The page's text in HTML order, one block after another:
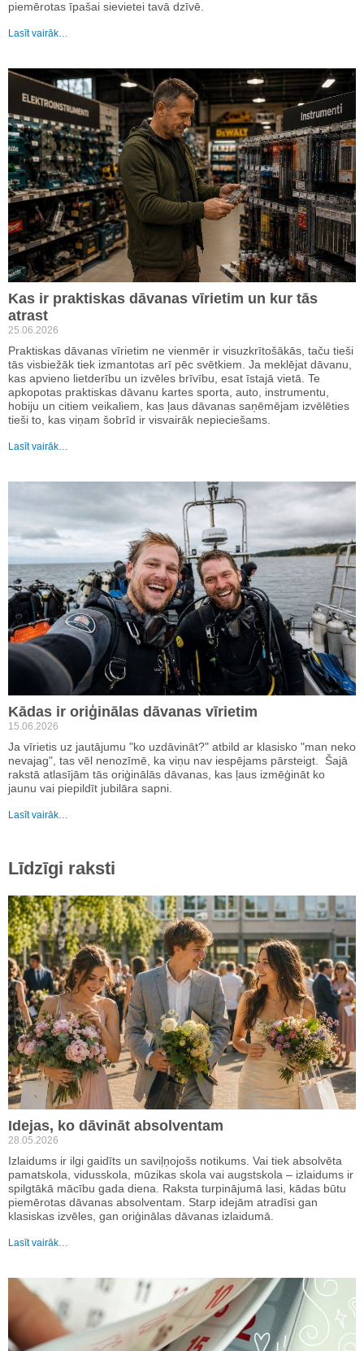
piemērotas īpašai sievietei tavā dzīvē.
Lasīt vairāk…
Kas ir praktiskas dāvanas vīrietim un kur tās
atrast
25.06.2026
Praktiskas dāvanas vīrietim ne vienmēr ir visuzkrītošākās, taču tieši
tās visbiežāk tiek izmantotas arī pēc svētkiem. Ja meklējat dāvanu,
kas apvieno lietderību un izvēles brīvību, esat īstajā vietā. Te
apkopotas praktiskas dāvanu kartes sporta, auto, instrumentu,
hobiju un citiem veikaliem, kas ļaus dāvanas saņēmējam izvēlēties
tieši to, kas viņam šobrīd ir visvairāk nepieciešams.
Lasīt vairāk…
Kādas ir oriģinālas dāvanas vīrietim
15.06.2026
Ja vīrietis uz jautājumu "ko uzdāvināt?" atbild ar klasisko "man neko
nevajag", tas vēl nenozīmē, ka viņu nav iespējams pārsteigt. Šajā
rakstā atlasījām tās oriģinālās dāvanas, kas ļaus izmēģināt ko
jaunu vai piepildīt jubilāra sapni.
Lasīt vairāk…
Līdzīgi raksti
Idejas, ko dāvināt absolventam
28.05.2026
Izlaidums ir ilgi gaidīts un saviļņojošs notikums. Vai tiek absolvēta
pamatskola, vidusskola, mūzikas skola vai augstskola – izlaidums ir
spilgtākā mācību gada diena. Raksta turpinājumā lasi, kādas būtu
piemērotas dāvanas absolventam. Starp idejām atradīsi gan
klasiskas izvēles, gan oriģinālas dāvanas izlaidumā.
Lasīt vairāk…